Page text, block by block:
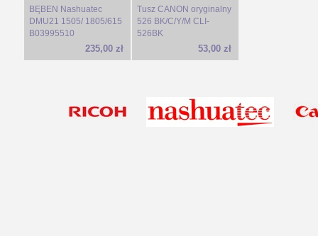
BĘBEN Nashuatec
DMU21 1505/ 1805/615
B03995510
235,00 zł
Tusz CANON oryginalny
526 BK/C/Y/M CLI-
526BK
53,00 zł